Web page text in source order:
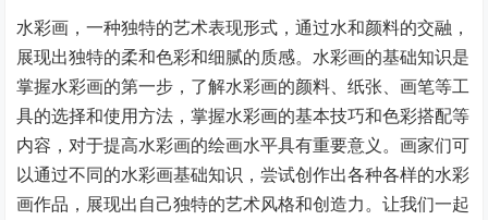
水彩画，一种独特的艺术表现形式，通过水和颜料的交融，
展现出独特的柔和色彩和细腻的质感。水彩画的基础知识是
掌握水彩画的第一步，了解水彩画的颜料、纸张、画笔等工
具的选择和使用方法，掌握水彩画的基本技巧和色彩搭配等
内容，对于提高水彩画的绘画水平具有重要意义。画家们可
以通过不同的水彩画基础知识，尝试创作出各种各样的水彩
画作品，展现出自己独特的艺术风格和创造力。让我们一起